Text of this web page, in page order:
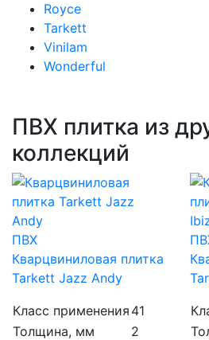
Royce
Tarkett
Vinilam
Wonderful
ПВХ плитка из
коллекций
ПВХ
Кварцвиниловая плитка
Tarkett Jazz Andy
Класс применения 41
Толщина, мм
2